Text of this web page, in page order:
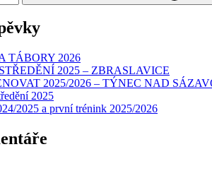
TÁBORY 2026
2025 – ZBRASLAVICE
2025/2026 – TÝNEC NAD
2025
2025 a první trénink 2025/2026